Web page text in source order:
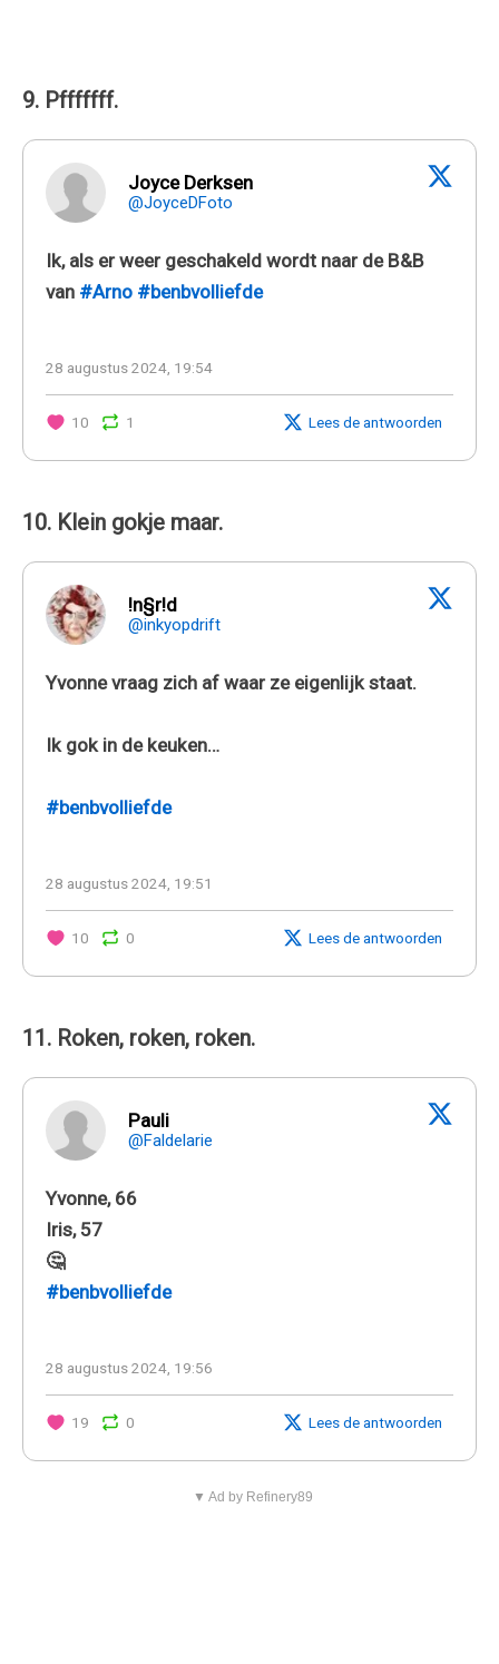
9. Pfffffff.
Joyce Derksen
@JoyceDFoto
Ik, als er weer geschakeld wordt naar de B&B
van #Arno #benbvolliefde
28 augustus 2024, 19:54
10 1 Lees de antwoorden
10. Klein gokje maar.
!n§r!d
@inkyopdrift
Yvonne vraag zich af waar ze eigenlijk staat.
Ik gok in de keuken…
#benbvolliefde
28 augustus 2024, 19:51
10 0 Lees de antwoorden
11. Roken, roken, roken.
Pauli
@Faldelarie
Yvonne, 66
Iris, 57
🤔
#benbvolliefde
28 augustus 2024, 19:56
19 0 Lees de antwoorden
▼ Ad by Refinery89